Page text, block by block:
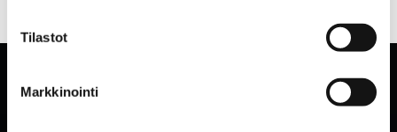
Tilastot
Markkinointi